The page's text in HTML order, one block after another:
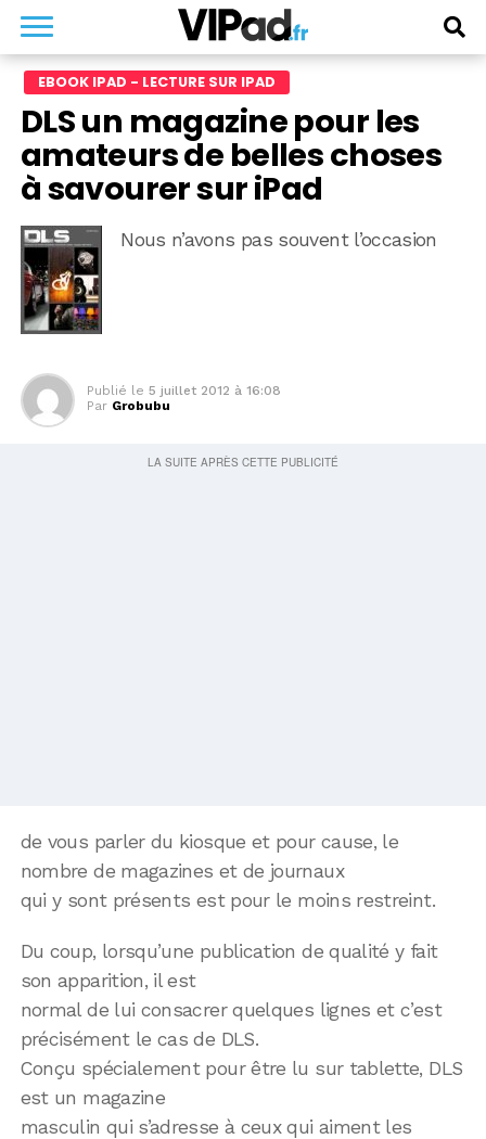
EBOOK IPAD - LECTURE SUR IPAD
DLS un magazine pour les
amateurs de belles choses
à savourer sur iPad
Nous n’avons pas souvent l’occasion
Publié le 5 juillet 2012 à 16:08
Par Grobubu
de vous parler du kiosque et pour cause, le
nombre de magazines et de journaux
qui y sont présents est pour le moins restreint.
Du coup, lorsqu’une publication de qualité y fait
son apparition, il est
normal de lui consacrer quelques lignes et c’est
précisément le cas de DLS.
Conçu spécialement pour être lu sur tablette, DLS
est un magazine
masculin qui s’adresse à ceux qui aiment les